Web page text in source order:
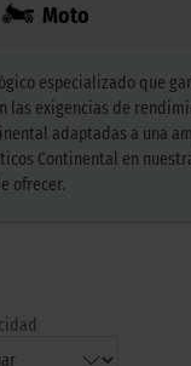
Moto
especializado que
las exigencias de
adaptadas a una
Continental en
ofrecer.